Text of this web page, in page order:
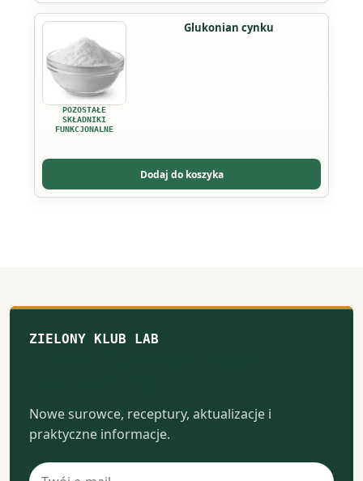
stronie
produktu
POZOSTAŁE
SKŁADNIKI
FUNKCJONALNE
Glukonian cynku
Dodaj do koszyka
Ten
produkt
ma
wiele
wariantów.
Opcje
wybrać
na
ZIELONY KLUB LAB
Nowe surowce, receptury, aktualizacje i
praktyczne informacje.
Adres